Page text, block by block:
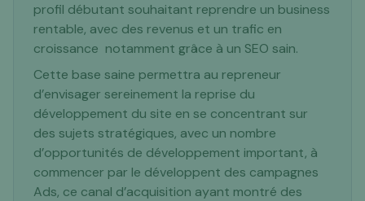
profil débutant souhaitant reprendre un business
rentable, avec des revenus et un trafic en
croissance notamment grâce à un SEO sain.
Cette base saine permettra au repreneur
d’envisager sereinement la reprise du
développement du site en se concentrant sur
des sujets stratégiques, avec un nombre
d’opportunités de développement important, à
commencer par le développent des campagnes
Ads, ce canal d’acquisition ayant montré des